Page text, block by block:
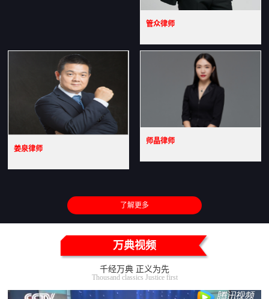
管众律师
姜泉律师
师晶律师
了解更多
万典视频
千经万典 正义为先
Thousand classics Justice first